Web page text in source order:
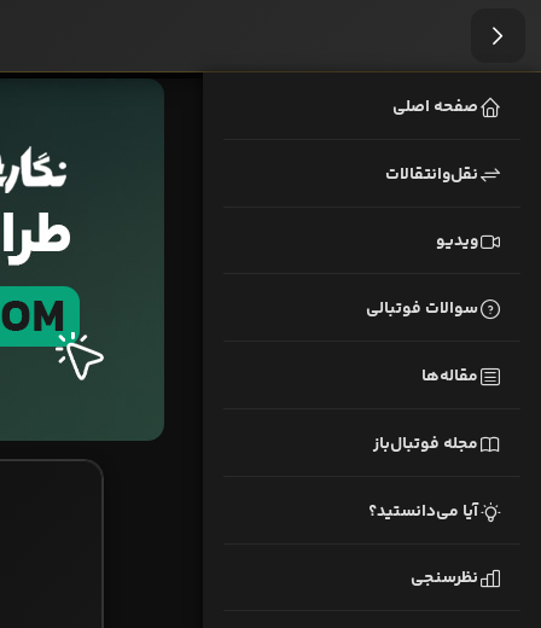
صفحه اصلی
نقل‌وانتقالات
ویدیو
سوالات فوتبالی
مقاله‌ها
مجله فوتبال‌باز
آیا می‌دانستید؟
نظرسنجی